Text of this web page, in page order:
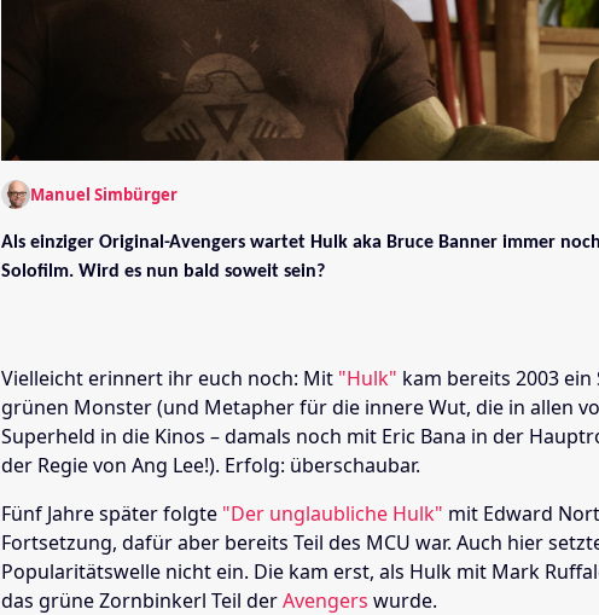
Manuel Simbürger
Als einziger Original-Avengers wartet Hulk aka Bruce Banner immer
Solofilm. Wird es nun bald soweit sein?
Vielleicht erinnert ihr euch noch: Mit "Hulk" kam bereits 2003
grünen Monster (und Metapher für die innere Wut, die in allen
Superheld in die Kinos – damals noch mit Eric Bana in der
der Regie von Ang Lee!). Erfolg: überschaubar.
Fünf Jahre später folgte "Der unglaubliche Hulk" mit Edward
Fortsetzung, dafür aber bereits Teil des MCU war. Auch hier
Popularitätswelle nicht ein. Die kam erst, als Hulk mit Mark
das grüne Zornbinkerl Teil derAvengers wurde.